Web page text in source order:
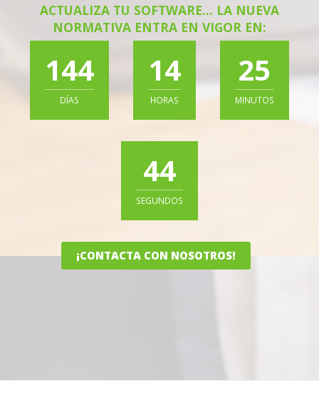
ACTUALIZA TU SOFTWARE... LA NUEVA
NORMATIVA ENTRA EN VIGOR EN:
144
DÍAS
14
HORAS
25
MINUTOS
43
SEGUNDOS
¡CONTACTA CON NOSOTROS!